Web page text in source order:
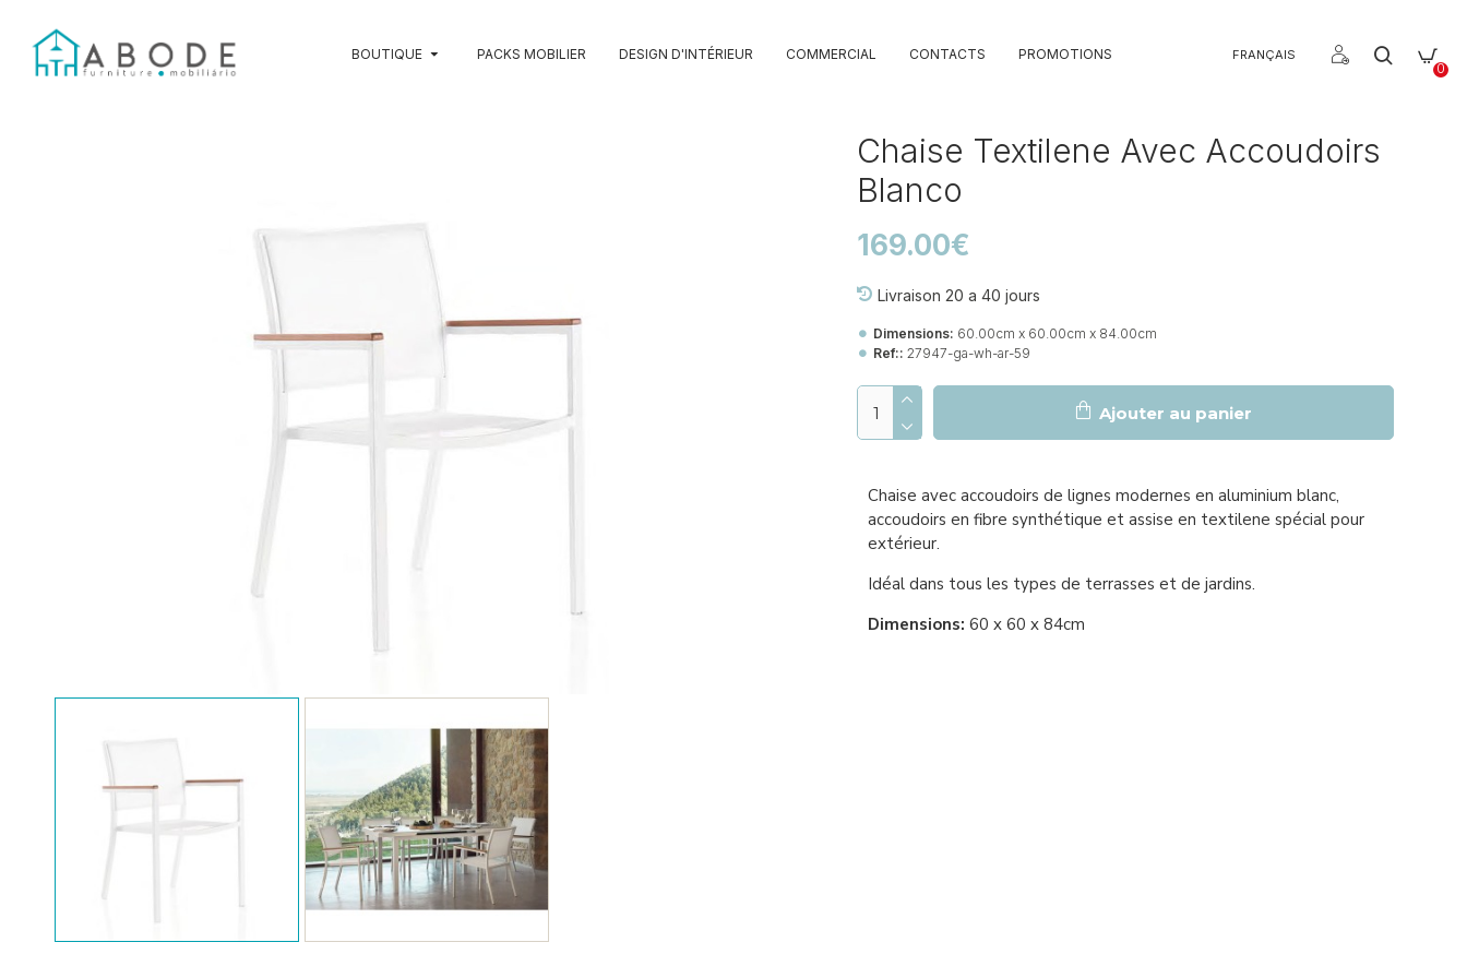
BOUTIQUE PACKS MOBILIER DESIGN D'INTÉRIEUR COMMERCIAL CONTACTS PROMOTIONS FRANÇAIS
0
Chaise Textilene Avec Accoudoirs
Blanco
Livraison 20 a 40 jours
Dimensions: 60.00cm x 60.00cm x 84.00cm
Ref:: 27947-ga-wh-ar-59
169.00€
Ajouter au panier
Chaise avec accoudoirs de lignes modernes en aluminium blanc,
accoudoirs en fibre synthétique et assise en textilene spécial pour
extérieur.
Idéal dans tous les types de terrasses et de jardins.
Dimensions: 60 x 60 x 84cm